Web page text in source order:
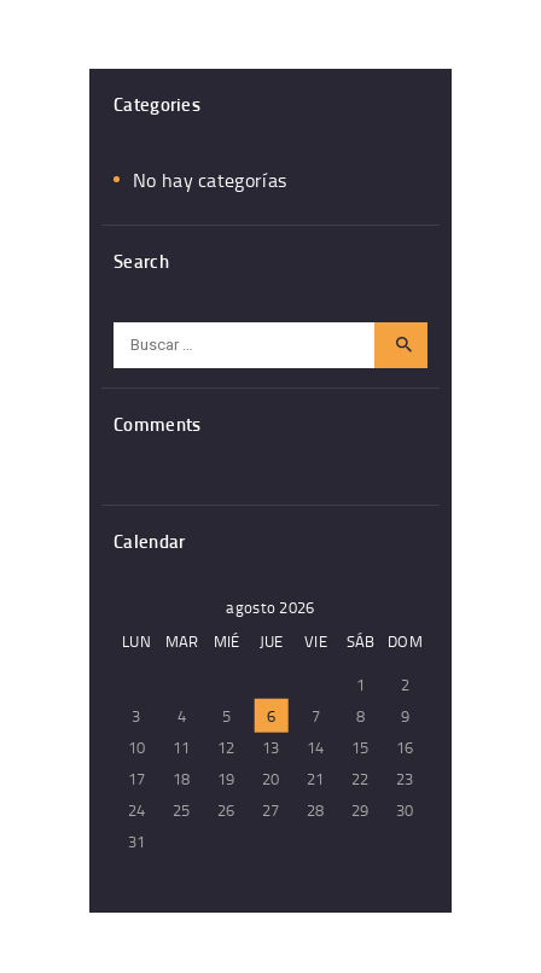
Categories
No hay categorías
Search
Comments
Calendar
agosto 2026
LUN
MAR MIÉ JUE VIE SÁB
DOM
1
2
3
4 5 6 7 8
9
10
11 12 13 14 15
16
17
18 19 20 21 22
23
24
25 26 27 28 29
30
31